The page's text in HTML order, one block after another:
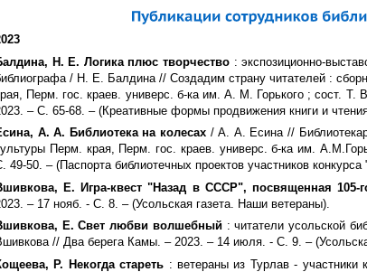
Н. Е. Логика плюс творчество : экспозиционно-
/ Н. Е. Балдина // Создадим страну читателей :
Перм. гос. краев. универс. б-ка им. А. М. Горького ; сост.
– С. 65-68. – (Креативные формы продвижения книги и чтения
А. А. Библиотека на колесах / А. А. Есина //
Перм. края, Перм. гос. краев. универс. б-ка им.
49-50. – (Паспорта библиотечных проектов участников конкурса
Е. Игра-квест "Назад в СССР", посвященная 105-
– 17 нояб. - С. 8. – (Усольская газета. Наши ветераны).
Е. Свет любви волшебный: читатели усольской
// Два берега Камы. – 2023. – 14 июля. - С. 9. –
Р. Некогда стареть : ветераны из Турлав - участники